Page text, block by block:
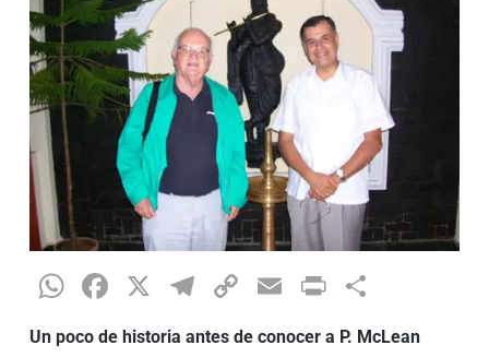
WhatsApp
Facebook
X Telegram
Copy
Link
EmailPrint
Un poco de historia antes de conocer a P. McLean